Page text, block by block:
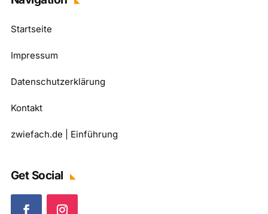
Startseite
Impressum
Datenschutzerklärung
Kontakt
zwiefach.de | Einführung
Get Social